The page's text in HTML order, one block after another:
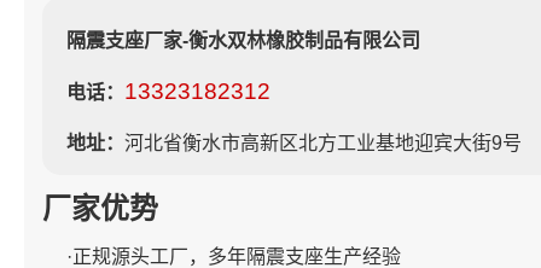
隔震支座厂家-衡水双林橡胶制品有限公司
电话： 13323182312
地址： 河北省衡水市高新区北方工业基地迎宾大街9号
厂家优势
·正规源头工厂，多年隔震支座生产经验